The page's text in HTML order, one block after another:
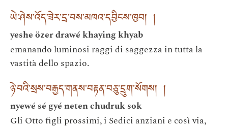
ཡེ་ཤེས་འོད་ཟེར་དྲ་བས་མཁའ་དབྱིངས་ཁྱབ། །
yeshe özer drawé khaying khyab
emanando luminosi raggi di saggezza in tutta la
vastità dello spazio.
ཉེ་བའི་སྲས་བརྒྱད་གནས་བརྟན་བཅུ་དྲུག་སོགས། །
nyewé sé gyé neten chudruk sok
Gli Otto figli prossimi, i Sedici anziani e così via,